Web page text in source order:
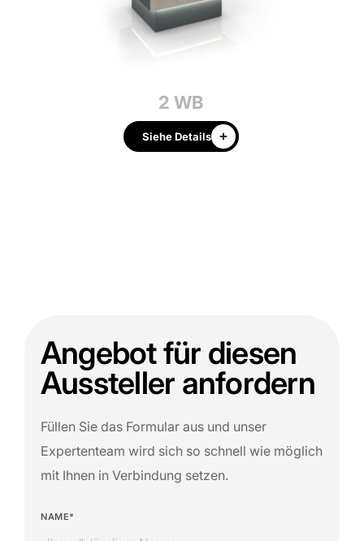
2 WB
Siehe Details
Angebot für diesen
Aussteller anfordern
Füllen Sie das Formular aus und unser
Expertenteam wird sich so schnell wie möglich
mit Ihnen in Verbindung setzen.
NAME*